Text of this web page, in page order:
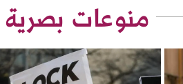
منوعات بصرية